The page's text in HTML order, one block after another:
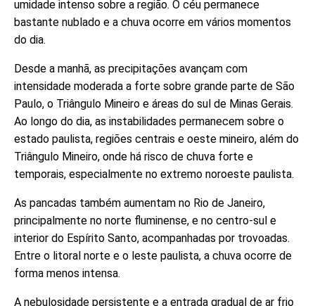
umidade intenso sobre a região. O céu permanece
bastante nublado e a chuva ocorre em vários momentos
do dia.
Desde a manhã, as precipitações avançam com
intensidade moderada a forte sobre grande parte de São
Paulo, o Triângulo Mineiro e áreas do sul de Minas Gerais.
Ao longo do dia, as instabilidades permanecem sobre o
estado paulista, regiões centrais e oeste mineiro, além do
Triângulo Mineiro, onde há risco de chuva forte e
temporais, especialmente no extremo noroeste paulista.
As pancadas também aumentam no Rio de Janeiro,
principalmente no norte fluminense, e no centro-sul e
interior do Espírito Santo, acompanhadas por trovoadas.
Entre o litoral norte e o leste paulista, a chuva ocorre de
forma menos intensa.
A nebulosidade persistente e a entrada gradual de ar frio